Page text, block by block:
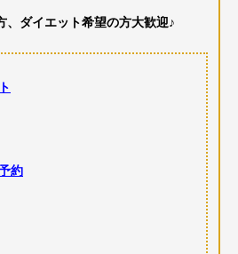
、ダイエット希望の方大歓迎♪
約